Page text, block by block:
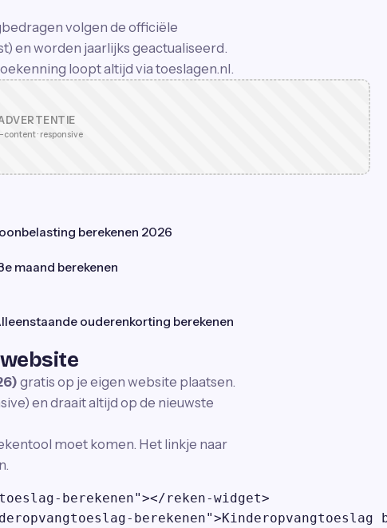
volgen de officiële
en worden jaarlijks geactualiseerd.
loopt altijd via toeslagen.nl.
· responsive
berekenen 2026
maand berekenen
ouderenkorting berekenen
gratis op je eigen website plaatsen.
en draait altijd op de nieuwste
moet komen. Het linkje naar
berekenen"></reken-widget>
berekenen">Kinderopvangtoeslag